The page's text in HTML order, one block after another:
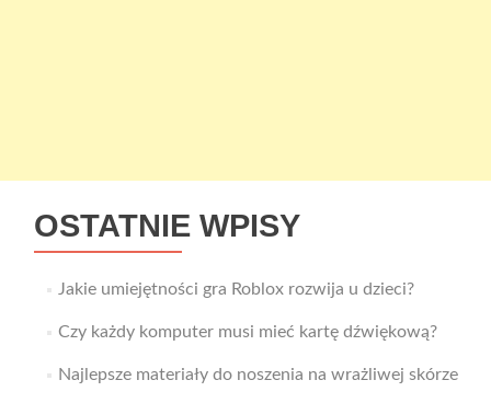
OSTATNIE WPISY
Jakie umiejętności gra Roblox rozwija u dzieci?
Czy każdy komputer musi mieć kartę dźwiękową?
Najlepsze materiały do noszenia na wrażliwej skórze